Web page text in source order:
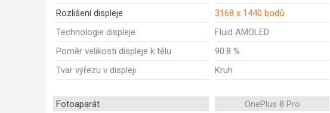
Rozlišení displeje
3168 x 1440 bodů
Technologie displeje
Fluid AMOLED
Poměr velikosti displeje k tělu
90.8 %
Tvar výřezu v displeji
Kruh
Fotoaparát OnePlus 8 Pro